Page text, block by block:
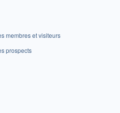
membres et visiteurs
prospects